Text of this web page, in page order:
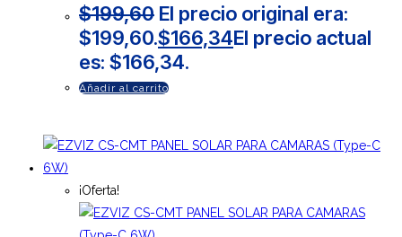
$199,60 El precio original era:
$199,60.$166,34El precio actual
es: $166,34.
Añadir al carrito
¡Oferta!